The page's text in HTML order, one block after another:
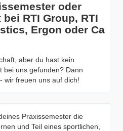
oder
RTI Group, RTI
Ergon oder Ca
aber du hast kein
bei uns gefunden? Dann
wir freuen uns auf dich!
Praxissemester die
und Teil eines sportlichen,